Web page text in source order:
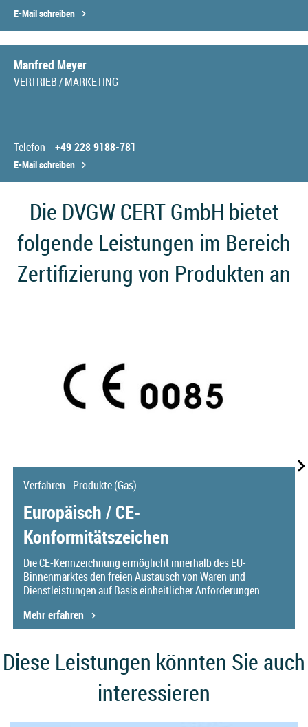
E-Mail schreiben
Manfred Meyer
VERTRIEB / MARKETING
Telefon +49 228 9188-781
E-Mail schreiben
Die DVGW CERT GmbH bietet
folgende Leistungen im Bereich
Zertifizierung von Produkten an
Verfahren - Produkte (Gas)
Europäisch / CE-
Konformitätszeichen
Die CE-Kennzeichnung ermöglicht innerhalb des EU-
Binnenmarktes den freien Austausch von Waren und
Dienstleistungen auf Basis einheitlicher Anforderungen.
Mehr erfahren
Diese Leistungen könnten Sie auch
interessieren